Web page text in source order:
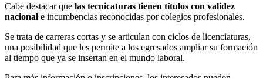
Cabe destacar que las tecnicaturas tienen títulos con validez
nacional e incumbencias reconocidas por colegios profesionales.
Se trata de carreras cortas y se articulan con ciclos de licenciaturas,
una posibilidad que les permite a los egresados ampliar su formación
al tiempo que ya se insertan en el mundo laboral.